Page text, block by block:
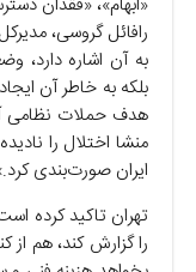
رافائل گروسی،
به آن اشاره دارد،
بلکه به خاطر آن
هدف حملات نظامی
منشا اختلال را
ایران صورت‌بندی
تهران تاکید کرده
را گزارش کند، هم از